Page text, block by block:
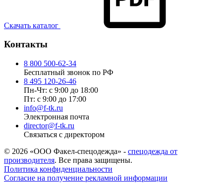
Скачать каталог
Контакты
8 800 500-62-34
Бесплатный звонок по РФ
8 495 120-26-46
Пн-Чт: с 9:00 до 18:00
Пт: с 9:00 до 17:00
info@f-tk.ru
Электронная почта
director@f-tk.ru
Связаться с директором
© 2026 «ООО Факел-спецодежда» - спецодежда от
производителя. Все права защищены.
Политика конфиденциальности
Согласие на получение рекламной информации